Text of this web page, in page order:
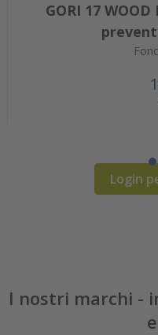
GORI 17 WOOD
Login
I nostri marchi -